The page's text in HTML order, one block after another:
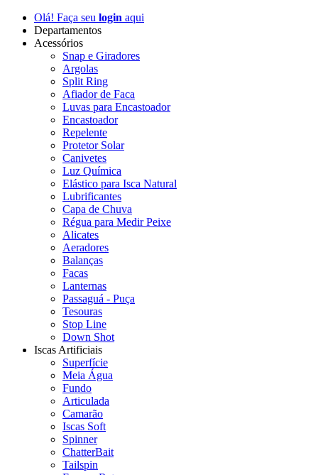
Olá! Faça seu login aqui
Departamentos
Acessórios
Snap e Giradores
Argolas
Split Ring
Afiador de Faca
Luvas para Encastoador
Encastoador
Repelente
Protetor Solar
Canivetes
Luz Química
Elástico para Isca Natural
Lubrificantes
Capa de Chuva
Régua para Medir Peixe
Alicates
Aeradores
Balanças
Facas
Lanternas
Passaguá - Puça
Tesouras
Stop Line
Down Shot
Iscas Artificiais
Superfície
Meia Água
Fundo
Articulada
Camarão
Iscas Soft
Spinner
ChatterBait
Tailspin